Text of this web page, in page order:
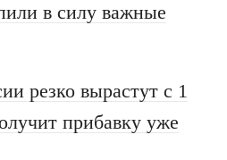
в силу важные
резко вырастут с 1
прибавку уже